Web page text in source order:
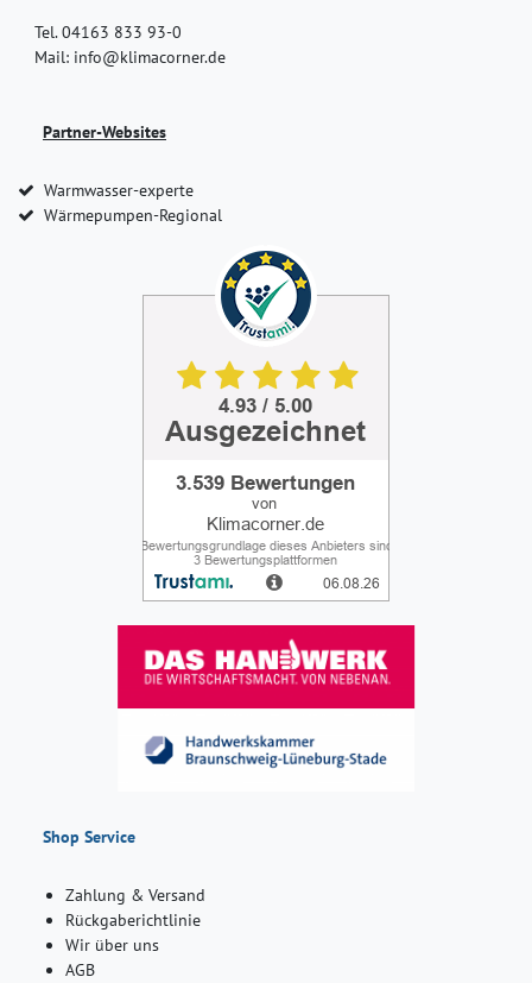
Tel. 04163 833 93-0
Mail: info@klimacorner.de
Partner-Websites
Warmwasser-experte
Wärmepumpen-Regional
Shop Service
Zahlung & Versand
Rückgaberichtlinie
Wir über uns
AGB